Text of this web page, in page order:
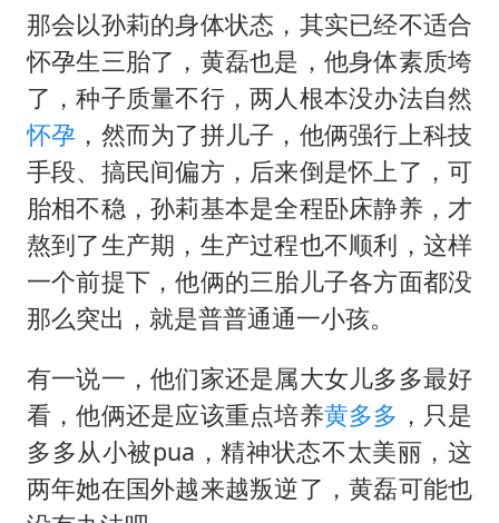
那会以孙莉的身体状态，其实已经不适合
怀孕生三胎了，黄磊也是，他身体素质垮
了，种子质量不行，两人根本没办法自然
怀孕 ，然而为了拼儿子，他俩强行上科技
手段、搞民间偏方，后来倒是怀上了，可
胎相不稳，孙莉基本是全程卧床静养，才
熬到了生产期，生产过程也不顺利，这样
一个前提下，他俩的三胎儿子各方面都没
那么突出，就是普普通通一小孩。
有一说一，他们家还是属大女儿多多最好
看，他俩还是应该重点培养黄多多 ，只是
多多从小被pua，精神状态不太美丽，这
两年她在国外越来越叛逆了，黄磊可能也